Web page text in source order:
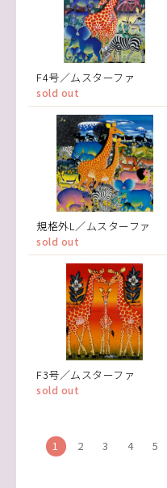
F4号／ムスターファ
sold out
規格外L／ムスターファ
sold out
F3号／ムスターファ
sold out
1 2 3 4 5